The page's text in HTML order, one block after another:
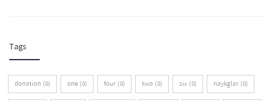
Tags
donation (0) one (0) four (0) two (0) six (0) naykglar (0)